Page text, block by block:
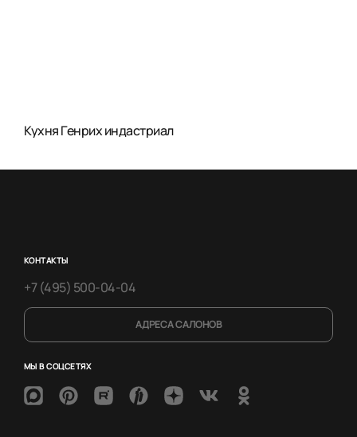
Кухня Генрих индастриал
КОНТАКТЫ
+7 (495) 500-04-04
АДРЕСА САЛОНОВ
МЫ В СОЦСЕТЯХ